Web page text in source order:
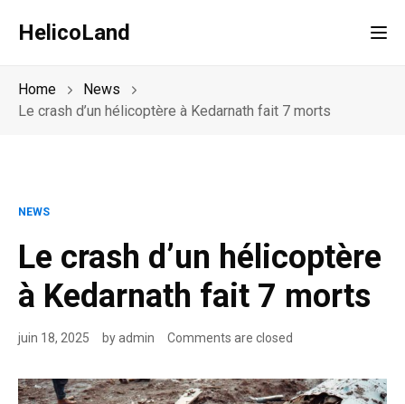
HelicoLand
Home
News
Le crash d’un hélicoptère à Kedarnath fait 7 morts
NEWS
Le crash d’un hélicoptère
à Kedarnath fait 7 morts
juin 18, 2025 byadmin Comments are closed